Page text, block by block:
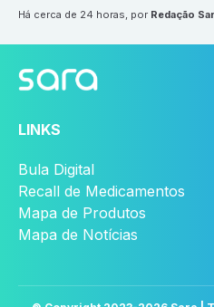
há cerca de 24 horas, por Redação
LINKS
Bula Digital
Recall de Medicamentos
Mapa de Produtos
Mapa de Notícias